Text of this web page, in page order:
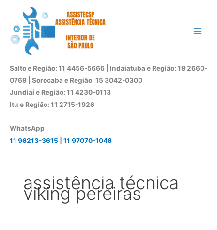
conteúdo
Salto e Região: 11 4456-5666 | Indaiatuba e Região: 19 2660-
0769 | Sorocaba e Região: 15 3042-0300
Jundiaí e Região: 11 4230-0113
Itu e Região: 11 2715-1926
WhatsApp
11 96213-3615
11 97070-1046
assistência técnica
viking pereiras